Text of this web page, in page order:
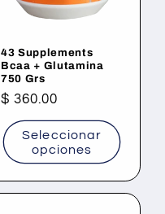
43 Supplements
Bcaa + Glutamina
750 Grs
Precio
habitual
$ 360.00
Seleccionar
opciones